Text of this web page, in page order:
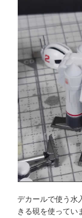
デカールで使う水
きる硯を使ってい